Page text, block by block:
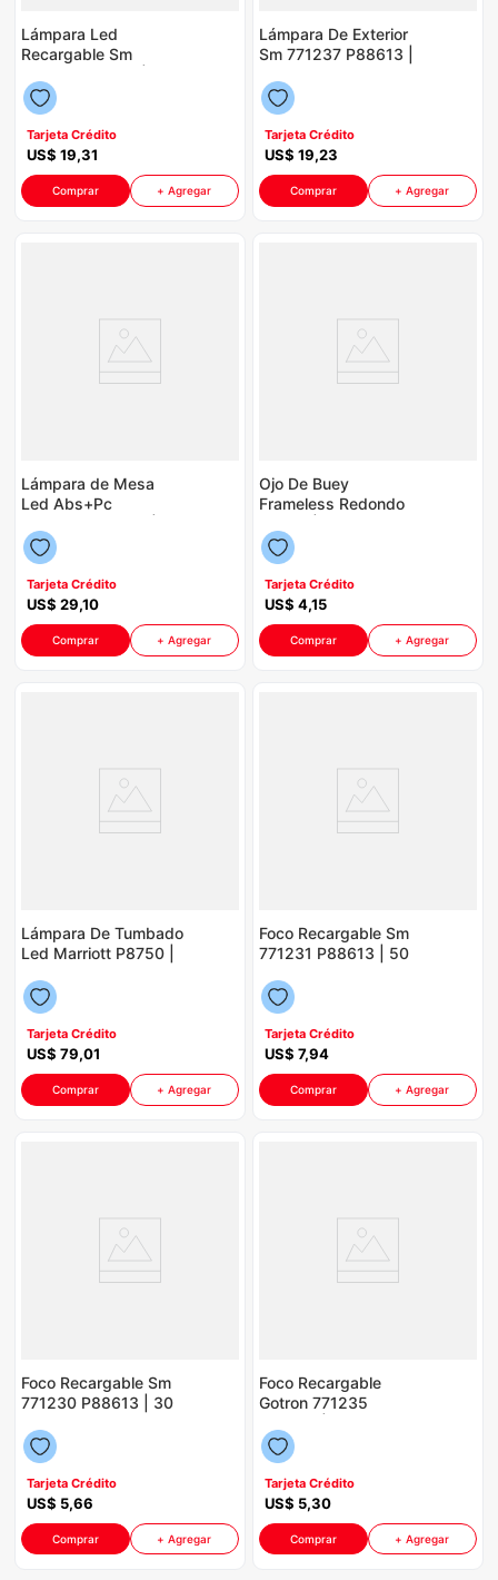
Lámpara Led
Recargable Sm
Color Negro Con
Blanco
Tarjeta Crédito
US$ 19,31
Comprar + Agregar
Lámpara De Exterior
Sm 771237 P88613 |
Negro Con Blanco
Tarjeta Crédito
US$ 19,23
Comprar + Agregar
Lámpara de Mesa
Led Abs+Pc
Luz Calida Color
Negro
Tarjeta Crédito
US$ 29,10
Comprar + Agregar
Ojo De Buey
Frameless Redondo
3000K Color Blanco
Tarjeta Crédito
US$ 4,15
Comprar + Agregar
Lámpara De Tumbado
Led Marriott P8750 |
Tarjeta Crédito
US$ 79,01
Comprar + Agregar
Foco Recargable Sm
771231 P88613 | 50
Con Blanco
Tarjeta Crédito
US$ 7,94
Comprar + Agregar
Foco Recargable Sm
771230 P88613 | 30
Tarjeta Crédito
US$ 5,66
Comprar + Agregar
Foco Recargable
Gotron 771235
Color Gris Con Blanco
Tarjeta Crédito
US$ 5,30
Comprar + Agregar